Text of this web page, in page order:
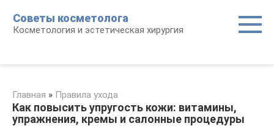
контенту
Советы косметолога
Косметология и эстетическая хирургия
Главная » Правила ухода
Как повысить упругость кожи: витамины,
упражнения, кремы и салонные процедуры